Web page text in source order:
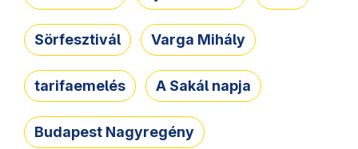
Sörfesztivál Varga Mihály
tarifaemelés A Sakál napja
Budapest Nagyregény